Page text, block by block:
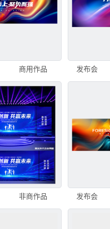
商用作品 发布会
非商作品 发布会